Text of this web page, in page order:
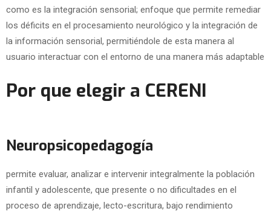
como es la integración sensorial; enfoque que permite remediar
los déficits en el procesamiento neurológico y la integración de
la información sensorial, permitiéndole de esta manera al
usuario interactuar con el entorno de una manera más adaptable
Por que elegir a CERENI
Neuropsicopedagogía
permite evaluar, analizar e intervenir integralmente la población
infantil y adolescente, que presente o no dificultades en el
proceso de aprendizaje, lecto-escritura, bajo rendimiento